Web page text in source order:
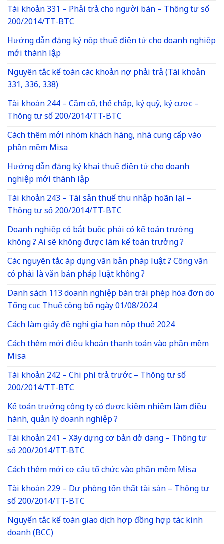
Tài khoản 331 – Phải trả cho người bán – Thông tư số
200/2014/TT-BTC
Hướng dẫn đăng ký nộp thuế điện tử cho doanh nghiệp
mới thành lập
Nguyên tắc kế toán các khoản nợ phải trả (Tài khoản
331, 336, 338)
Tài khoản 244 – Cầm cố, thế chấp, ký quỹ, ký cược –
Thông tư số 200/2014/TT-BTC
Cách thêm mới nhóm khách hàng, nhà cung cấp vào
phần mềm Misa
Hướng dẫn đăng ký khai thuế điện tử cho doanh
nghiệp mới thành lập
Tài khoản 243 – Tài sản thuế thu nhập hoãn lại –
Thông tư số 200/2014/TT-BTC
Doanh nghiệp có bắt buộc phải có kế toán trưởng
không ? Ai sẽ không được làm kế toán trưởng ?
Các nguyên tắc áp dụng văn bản pháp luật ? Công văn
có phải là văn bản pháp luật không ?
Danh sách 113 doanh nghiệp bán trái phép hóa đơn do
Tổng cục Thuế công bố ngày 01/08/2024
Cách làm giấy đề nghị gia hạn nộp thuế 2024
Cách thêm mới điều khoản thanh toán vào phần mềm
Misa
Tài khoản 242 – Chi phí trả trước – Thông tư số
200/2014/TT-BTC
Kế toán trưởng công ty có được kiêm nhiệm làm điều
hành, quản lý doanh nghiệp ?
Tài khoản 241 – Xây dựng cơ bản dở dang – Thông tư
số 200/2014/TT-BTC
Cách thêm mới cơ cấu tổ chức vào phần mềm Misa
Tài khoản 229 – Dự phòng tổn thất tài sản – Thông tư
số 200/2014/TT-BTC
Nguyến tắc kế toán giao dịch hợp đồng hợp tác kinh
doanh (BCC)